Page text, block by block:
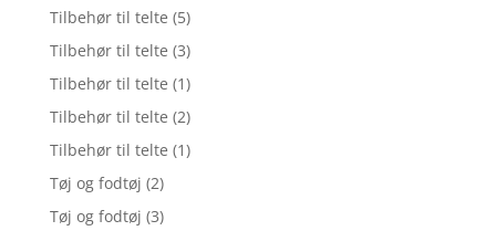
Tilbehør til telte (5)
Tilbehør til telte (3)
Tilbehør til telte (1)
Tilbehør til telte (2)
Tilbehør til telte (1)
Tøj og fodtøj (2)
Tøj og fodtøj (3)